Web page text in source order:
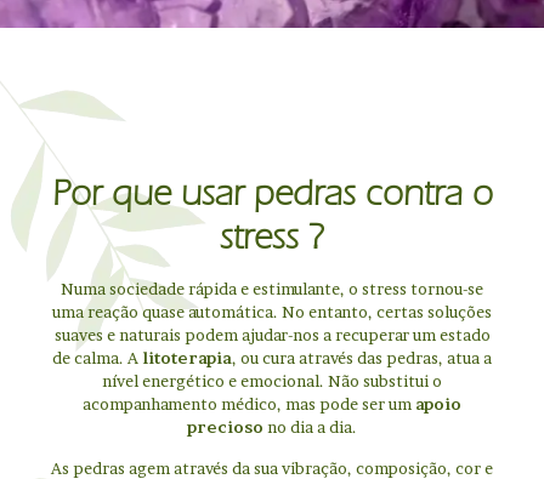
Por que usar pedras contra o
stress ?
Numa sociedade rápida e estimulante, o stress tornou-se
uma reação quase automática. No entanto, certas soluções
suaves e naturais podem ajudar-nos a recuperar um estado
de calma. A litoterapia, ou cura através das pedras, atua a
nível energético e emocional. Não substitui o
acompanhamento médico, mas pode ser um apoio
precioso no dia a dia.
As pedras agem através da sua vibração, composição, cor e